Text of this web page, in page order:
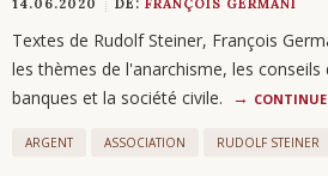
14.06.2020 DE: FRANÇOIS GERMANI
Textes de Rudolf Steiner, François
les thèmes de l'anarchisme, les conseils
banques et la société civile.
ARGENT ASSOCIATION RUDOLF STEINER